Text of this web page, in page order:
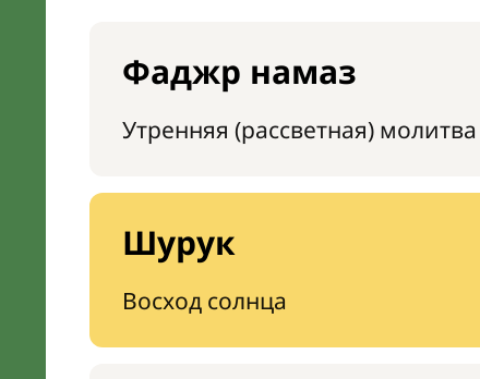
Фаджр намаз
Утренняя (рассветная) молитва
Шурук
Восход солнца